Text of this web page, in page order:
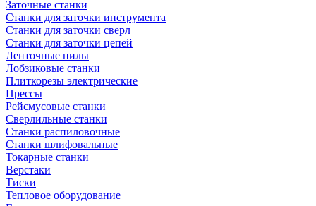
Заточные станки
Станки для заточки инструмента
Станки для заточки сверл
Станки для заточки цепей
Ленточные пилы
Лобзиковые станки
Плиткорезы электрические
Прессы
Рейсмусовые станки
Сверлильные станки
Станки распиловочные
Станки шлифовальные
Токарные станки
Верстаки
Тиски
Тепловое оборудование